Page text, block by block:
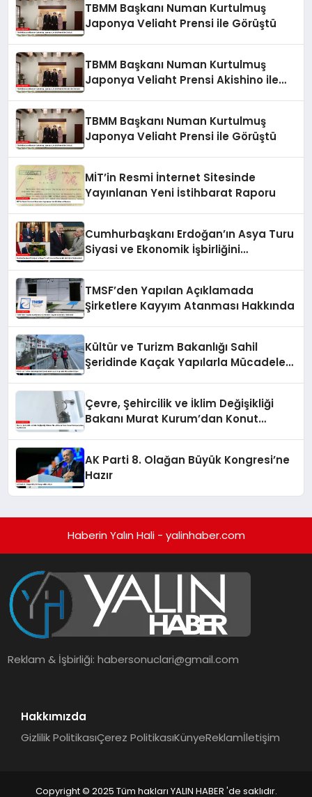
TBMM Başkanı Numan Kurtulmuş
Japonya Veliaht Prensi ile Görüştü
TBMM Başkanı Numan Kurtulmuş
Japonya Veliaht Prensi Akishino ile
TBMM Başkanı Numan Kurtulmuş
Japonya Veliaht Prensi ile Görüştü
MİT’in Resmi İnternet Sitesinde
Yayınlanan Yeni İstihbarat Raporu
Cumhurbaşkanı Erdoğan’ın Asya Turu
Siyasi ve Ekonomik İşbirliğini
TMSF’den Yapılan Açıklamada
Şirketlere Kayyım Atanması Hakkında
Kültür ve Turizm Bakanlığı Sahil
Şeridinde Kaçak Yapılarla Mücadele
Çevre, Şehircilik ve İklim Değişikliği
Bakanı Murat Kurum’dan Konut
AK Parti 8. Olağan Büyük Kongresi’ne
Hazır
Haberin Yalın Hali - yalinhaber.com
Reklam & İşbirliği:habersonuclari@gmail.com
Hakkımızda
Gizlilik PolitikasıÇerez PolitikasıKünyeReklamİletişim
Copyright © 2025 Tüm hakları YALIN HABER 'de saklıdır.